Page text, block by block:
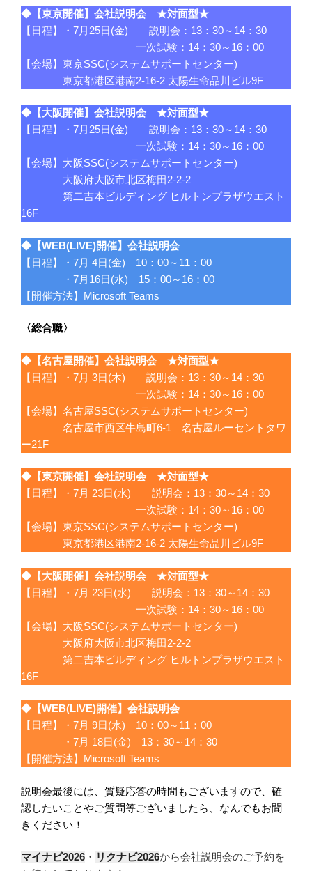
◆ 【東京開催】会社説明会 ★対面型★
【日程】・7月25日(金) 説明会：13：30～14：30
一次試験：14：30～16：00
【会場】東京SSC(システムサポートセンター)
東京都港区港南2-16-2 太陽生命品川ビル9F
◆ 【大阪開催】会社説明会 ★対面型★
【日程】・7月25日(金) 説明会：13：30～14：30
一次試験：14：30～16：00
【会場】大阪SSC(システムサポートセンター)
大阪府大阪市北区梅田2-2-2
第二吉本ビルディング ヒルトンプラザウエスト
16F
◆ 【WEB(LIVE)開催】会社説明会
【日程】・7月 4日(金) 10：00～11：00
・7月16日(水) 15：00～16：00
【開催方法】Microsoft Teams
〈総合職〉
◆ 【名古屋開催】会社説明会 ★対面型★
【日程】・7月 3日(木) 説明会：13：30～14：30
一次試験：14：30～16：00
【会場】名古屋SSC(システムサポートセンター)
名古屋市西区牛島町6-1 名古屋ルーセントタワ
ー21F
◆ 【東京開催】会社説明会 ★対面型★
【日程】・7月 23日(水) 説明会：13：30～14：30
一次試験：14：30～16：00
【会場】東京SSC(システムサポートセンター)
東京都港区港南2-16-2 太陽生命品川ビル9F
◆ 【大阪開催】会社説明会 ★対面型★
【日程】・7月 23日(水) 説明会：13：30～14：30
一次試験：14：30～16：00
【会場】大阪SSC(システムサポートセンター)
大阪府大阪市北区梅田2-2-2
第二吉本ビルディング ヒルトンプラザウエスト
16F
◆ 【WEB(LIVE)開催】会社説明会
【日程】・7月 9日(水) 10：00～11：00
・7月 18日(金) 13：30～14：30
【開催方法】Microsoft Teams
説明会最後には、質疑応答の時間もございますので、確
認したいことやご質問等ございましたら、なんでもお聞
きください！
マイナビ2026 ・ リクナビ2026から会社説明会のご予約を